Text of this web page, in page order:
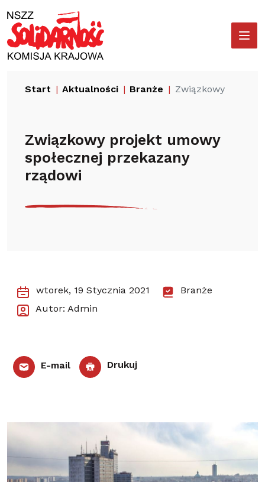
do
treści
Start Aktualności Branże Związkowy projekt
Związkowy projekt umowy
społecznej przekazany
rządowi
wtorek, 19 Stycznia 2021
Branże
Autor: Admin
E-mail Drukuj